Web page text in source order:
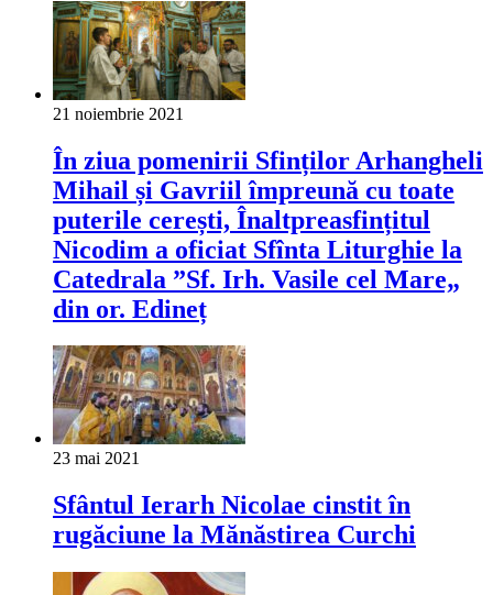
21 noiembrie 2021
În ziua pomenirii Sfinților Arhangheli
Mihail și Gavriil împreună cu toate
puterile cerești, Înaltpreasfințitul
Nicodim a oficiat Sfînta Liturghie la
Catedrala ”Sf. Irh. Vasile cel Mare„
din or. Edineț
23 mai 2021
Sfântul Ierarh Nicolae cinstit în
rugăciune la Mănăstirea Curchi